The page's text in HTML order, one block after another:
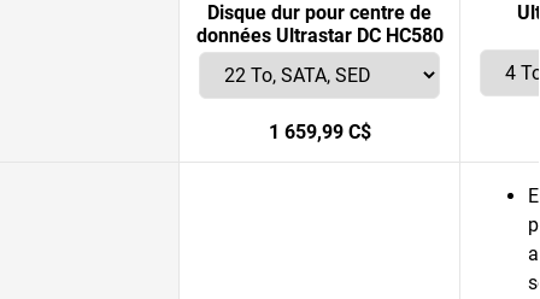
Disque dur pour centre de
données Ultrastar DC HC580
1 659,99 C$